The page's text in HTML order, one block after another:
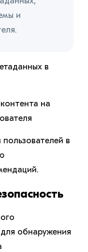
и
в
на
в
обнаружения